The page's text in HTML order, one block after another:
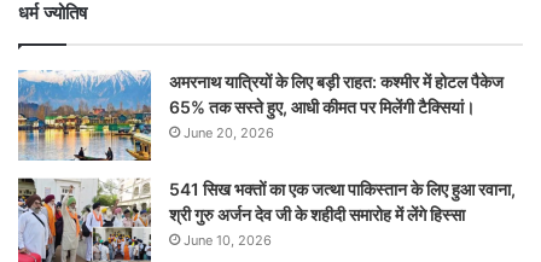
धर्म ज्योतिष
अमरनाथ यात्रियों के लिए बड़ी राहत: कश्मीर में होटल पैकेज
65% तक सस्ते हुए, आधी कीमत पर मिलेंगी टैक्सियां।
June 20, 2026
541 सिख भक्तों का एक जत्था पाकिस्तान के लिए हुआ रवाना,
श्री गुरु अर्जन देव जी के शहीदी समारोह में लेंगे हिस्सा
June 10, 2026